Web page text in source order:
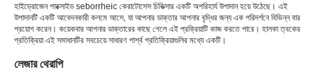
হাইড্রোজেন পারক্সাইড seborrheic কেরাটোসেস চিকিত্সার একটি অপরিহার্য উপাদান হয়ে উঠেছে। এই
উপাদানটি একটি আবেদনকারী কলমে আসে, যা আপনার ডাক্তার আপনার বৃদ্ধির জন্য এক পরিদর্শনে বিভিন্ন বার
প্রয়োগ করেন। কয়েকবার আপনার ডাক্তারের কাছে গেলে এই প্রক্রিয়াটি কাজ করতে পারে। হালকা ত্বকের
প্রতিক্রিয়া এই সমাধানটির সবচেয়ে সাধারণ পার্শ্ব প্রতিক্রিয়াগুলির মধ্যে একটি।
লেজার থেরাপি